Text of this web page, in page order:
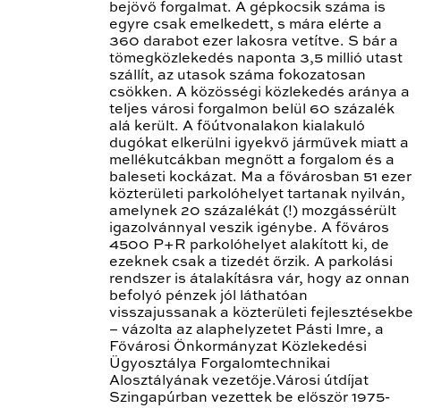
bejövő forgalmat. A gépkocsik száma is
egyre csak emelkedett, s mára elérte a
360 darabot ezer lakosra vetítve. S bár a
tömegközlekedés naponta 3,5 millió utast
szállít, az utasok száma fokozatosan
csökken. A közösségi közlekedés aránya a
teljes városi forgalmon belül 60 százalék
alá került. A főútvonalakon kialakuló
dugókat elkerülni igyekvő járművek miatt a
mellékutcákban megnőtt a forgalom és a
baleseti kockázat. Ma a fővárosban 51 ezer
közterületi parkolóhelyet tartanak nyilván,
amelynek 20 százalékát (!) mozgássérült
igazolvánnyal veszik igénybe. A főváros
4500 P+R parkolóhelyet alakított ki, de
ezeknek csak a tizedét őrzik. A parkolási
rendszer is átalakításra vár, hogy az onnan
befolyó pénzek jól láthatóan
visszajussanak a közterületi fejlesztésekbe
– vázolta az alaphelyzetet Pásti Imre, a
Fővárosi Önkormányzat Közlekedési
Ügyosztálya Forgalomtechnikai
Alosztályának vezetője.Városi útdíjat
Szingapúrban vezettek be először 1975-